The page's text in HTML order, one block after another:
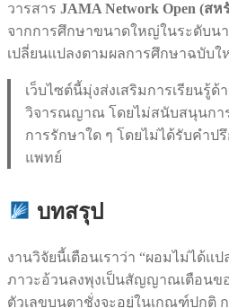
วารสาร JAMA Network Open (สห
จากการศึกษาขนาดใหญ่ในระดับน
เปลี่ยนแปลงตามผลการศึกษาฉบับ
เว็บไซต์นี้มุ่งส่งเสริมการเรียนรู้
วิจารณญาณ โดยไม่สนับสนุนกา
การรักษาใด ๆ โดยไม่ได้รับคำป
แพทย์
บทสรุป
งานวิจัยนี้เตือนเราว่า “ผอมไม่ได้แ
ภาวะอ้วนลงพุงเป็นสัญญาณเตือนขอ
ตัวเลขบนตาชั่งจะอยู่ในเกณฑ์ปกติ